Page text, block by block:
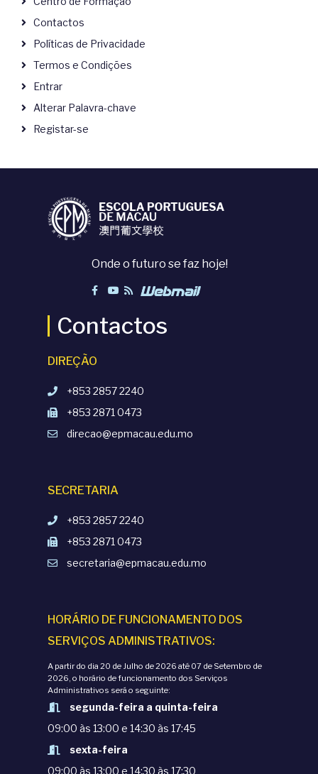
Contactos
Políticas de Privacidade
Termos e Condições
Entrar
Alterar Palavra-chave
Registar-se
Onde o futuro se faz hoje!
Contactos
DIREÇÃO
+853 2857 2240
+853 2871 0473
direcao@epmacau.edu.mo
SECRETARIA
+853 2857 2240
+853 2871 0473
secretaria@epmacau.edu.mo
HORÁRIO DE FUNCIONAMENTO DOS
SERVIÇOS ADMINISTRATIVOS:
A partir do dia 20 de Julho de 2026 até 07 de Setembro de
2026, o horário de funcionamento dos Serviços
Administrativos será o seguinte:
segunda-feira a quinta-feira
09:00 às 13:00 e 14:30 às 17:45
sexta-feira
09:00 às 13:00 e 14:30 às 17:30